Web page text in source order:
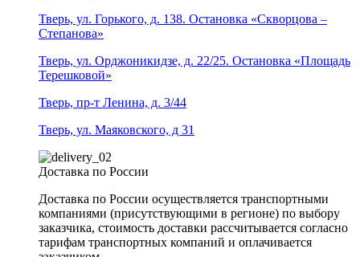
Тверь, ул. Горького, д. 138. Остановка «Скворцова –
Степанова»
Тверь, ул. Орджоникидзе, д. 22/25. Остановка «Площадь
Терешковой»
Тверь, пр-т Ленина, д. 3/44
Тверь, ул. Маяковского, д 31
Доставка по России
Доставка по России осуществляется транспортными
компаниями (присутствующими в регионе) по выбору
заказчика, стоимость доставки рассчитывается согласно
тарифам транспортных компаний и оплачивается